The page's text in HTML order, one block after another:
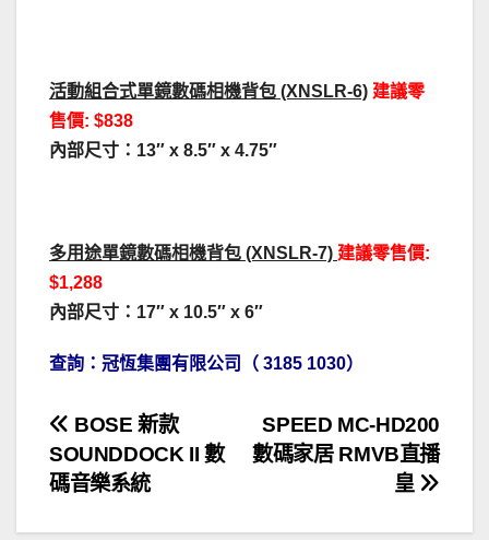
活動組合式單鏡數碼相機背包 (XNSLR-6) 建議零
售價: $838
內部尺寸：13″ x 8.5″ x 4.75″
多用途單鏡數碼相機背包 (XNSLR-7) 建議零售價:
$1,288
內部尺寸：17″ x 10.5″ x 6″
查詢：冠恆集團有限公司（ 3185 1030）
文
章
導
SPEED MC-HD200
數碼家居 RMVB直播
皇
BOSE 新款
SOUNDDOCK II 數
碼音樂系統